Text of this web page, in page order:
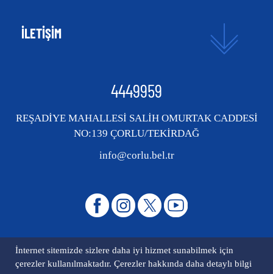
İnternet sitemizde sizlere daha iyi hizmet sunabilmek için
çerezler kullanılmaktadır. Çerezler hakkında daha detaylı bilgi
İLETİŞİM
4449959
REŞADİYE MAHALLESİ SALİH OMURTAK CADDESİ
NO:139 ÇORLU/TEKİRDAĞ
info@corlu.bel.tr